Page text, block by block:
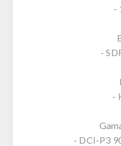
-
-
-
- DCI-P3